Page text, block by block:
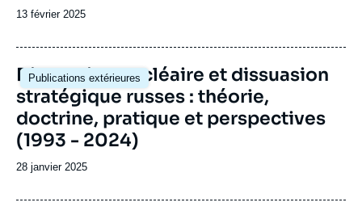
Date
publication
13 février 2025
Publications extérieures
Image
principale
Dissuasion nucléaire et dissuasion
stratégique russes : théorie,
doctrine, pratique et perspectives
(1993 - 2024)
Date
publication
28 janvier 2025